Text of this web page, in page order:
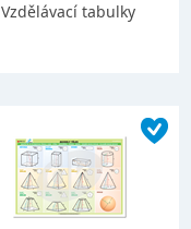
Vzdělávací tabulky